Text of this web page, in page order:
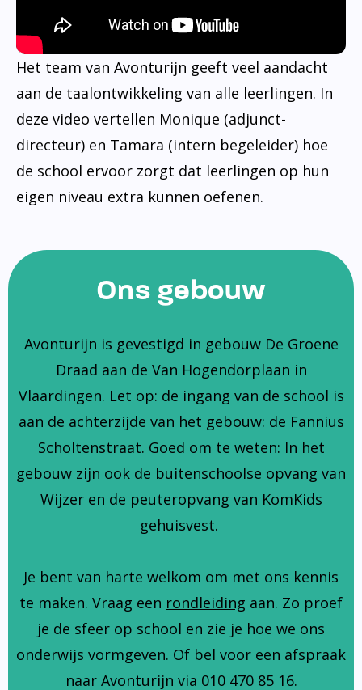
Het team van Avonturijn geeft veel aandacht
aan de taalontwikkeling van alle leerlingen. In
deze video vertellen Monique (adjunct-
directeur) en Tamara (intern begeleider) hoe
de school ervoor zorgt dat leerlingen op hun
eigen niveau extra kunnen oefenen.
Ons gebouw
Avonturijn is gevestigd in gebouw De Groene
Draad aan de Van Hogendorplaan in
Vlaardingen. Let op: de ingang van de school is
aan de achterzijde van het gebouw: de Fannius
Scholtenstraat. Goed om te weten: In het
gebouw zijn ook de buitenschoolse opvang van
Wijzer en de peuteropvang van KomKids
gehuisvest.
Je bent van harte welkom om met ons kennis
te maken. Vraag een rondleiding aan. Zo proef
je de sfeer op school en zie je hoe we ons
onderwijs vormgeven. Of bel voor een afspraak
naar Avonturijn via 010 470 85 16.